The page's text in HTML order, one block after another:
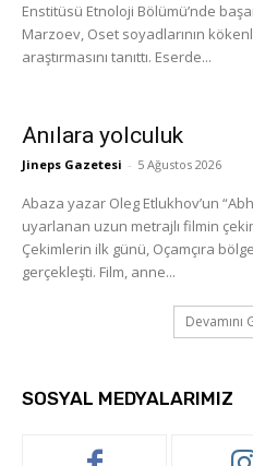
Enstitüsü Etnoloji Bölümü’nde
Marzoev, Oset soyadlarının
araştırmasını tanıttı. Eserde...
Anılara yolculuk
Jineps Gazetesi - 5 Ağustos 2026
Abaza yazar Oleg Etlukhov’un
uyarlanan uzun metrajlı filmin
Çekimlerin ilk günü, Oçamçıra
gerçekleşti. Film, anne...
Devamını
SOSYAL MEDYALARIMIZ